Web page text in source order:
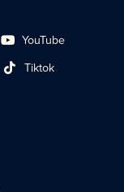
YouTube
lien vers le profil social
socialTiktok
lien vers le profil social